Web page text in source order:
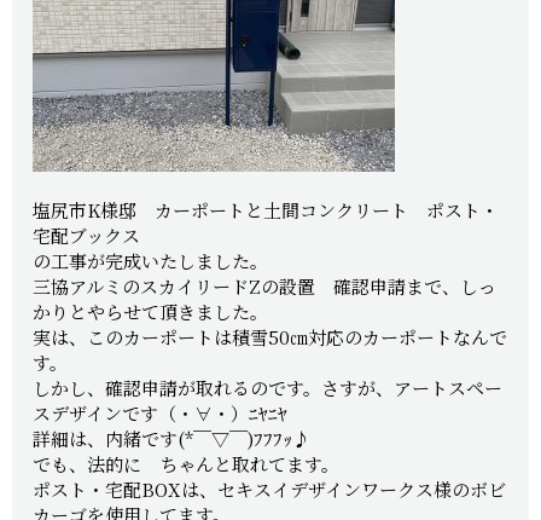
塩尻市K様邸 カーポートと土間コンクリート ポスト・
宅配ブックス
の工事が完成いたしました。
三協アルミのスカイリードZの設置 確認申請まで、しっ
かりとやらせて頂きました。
実は、このカーポートは積雪50㎝対応のカーポートなんで
す。
しかし、確認申請が取れるのです。さすが、アートスペー
スデザインです（・∀・）ﾆﾔﾆﾔ
詳細は、内緒です(*￣▽￣)ﾌﾌﾌｯ♪
でも、法的に ちゃんと取れてます。
ポスト・宅配BOXは、セキスイデザインワークス様のボビ